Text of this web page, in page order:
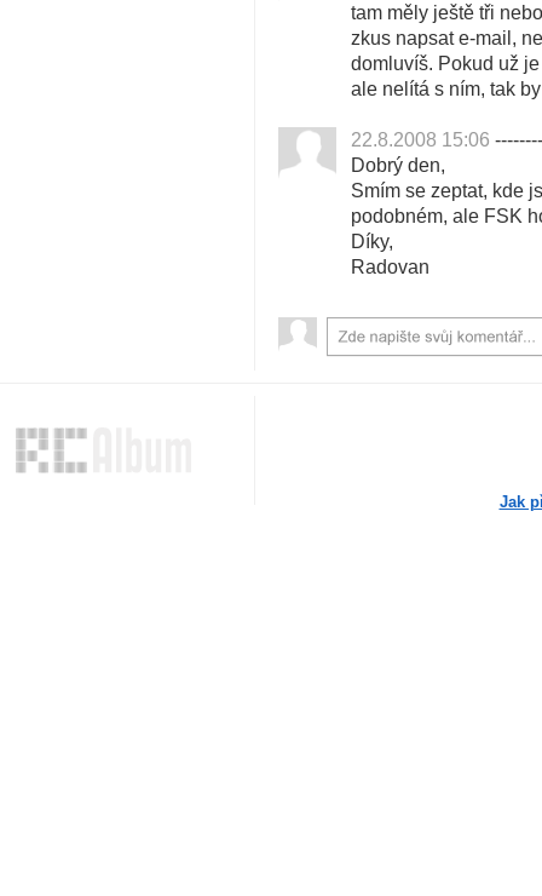
tam měly ještě tři
zkus napsat e-mail,
domluvíš. Pokud už
ale nelítá s ním, tak
22.8.2008 15:06
Dobrý den,
Smím se zeptat, kde
podobném, ale FSK
Díky,
Radovan
Jak